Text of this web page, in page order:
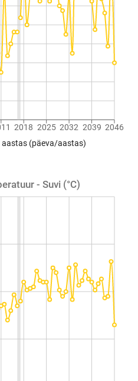
2018 2025 2032 2039 2046
aastas (päeva/aastas)
- Suvi (°C)